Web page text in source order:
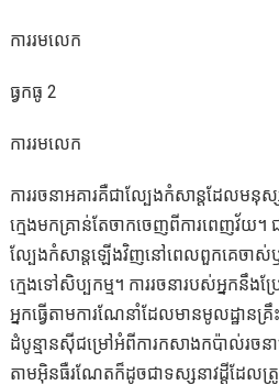
ការរមលេក
ធ្វកធូ 2
ការរមលេក
ការរចនាអគារគឺជាល្បែងកំសាន្តដែលមនុ
ក្មេងមកគ្រាន់តែចាកចេញពីការពេញវ័យ
ល្បែងកំសាន្តឡើងវិញនៅពេលពួកគេចា
ក្មេងទៅសិប្បកម្ម។ ការរចនារបស់អ្នកនឹង
អ្នកធ្វើតាមការណែនាំដែលមានមូលដ្ឋាន
ដំបូន្មានស៊ីជម្រៅអំពីការកសាងកប៉ាល់រច
តាមអ៊ិនធឺរណែតក៏ដូចជាទស្សនាវដ្តីដែលត្